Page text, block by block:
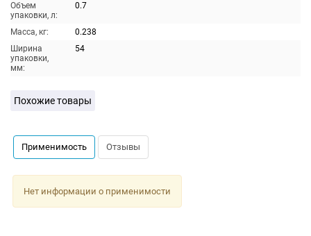
Объем
упаковки, л:
0.7
Масса, кг:
0.238
Ширина
упаковки,
мм:
54
Похожие товары
Применимость Отзывы
Нет информации о применимости